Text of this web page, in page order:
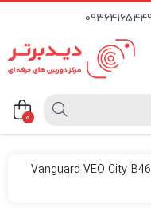
0
کوله پشنی ونگارد مدل Vanguard VEO City B46